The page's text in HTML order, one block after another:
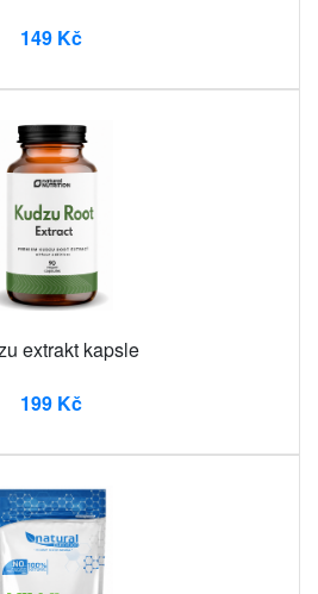
149 Kč
extrakt kapsle
199 Kč